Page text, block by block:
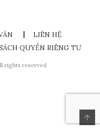
LIÊN HỆ
QUYỀN RIÊNG TƯ
rights reserved